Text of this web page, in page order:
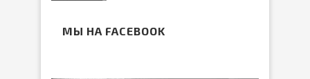
МЫ НА FACEBOOK